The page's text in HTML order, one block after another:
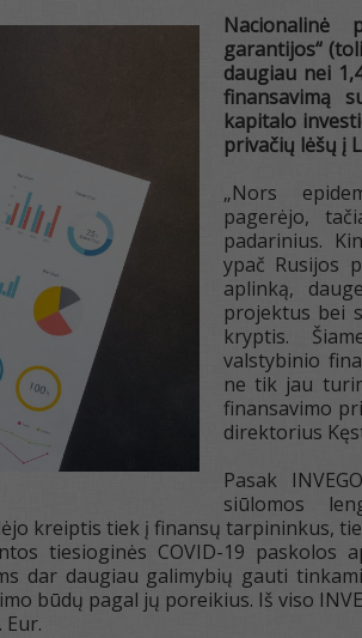
Nacionalinė
garantijos“
daugiau nei
finansavimą
kapitalo
privačių lėšų į
„Nors
pagerėjo,
padarinius.
ypač Rusijos
aplinką,
projektus bei
kryptis.
valstybinio
ne tik jau
finansavimo
direktorius
Pasak
siūlomos
kreiptis tiek į finansų tarpininkus,
tiesioginės COVID-19 paskolos
dar daugiau galimybių gauti
būdų pagal jų poreikius. Iš viso